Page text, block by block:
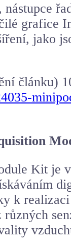
grafice
jako
článku)
Kit je
k